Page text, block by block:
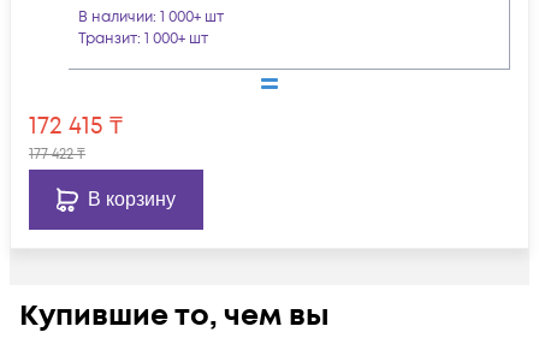
В наличии: 1 000+ шт
Транзит: 1 000+ шт
172 415 ₸
177 422₸
В корзину
Купившие то, чем вы